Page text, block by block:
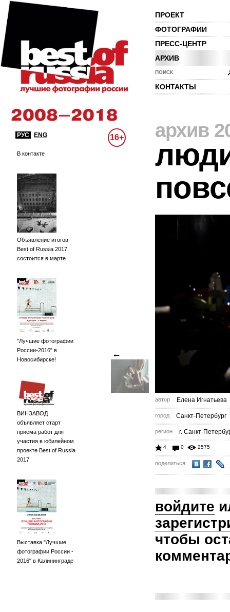
ПРОЕКТ
ФОТОГРАФИИ
ПРЕСС-ЦЕНТР
АРХИВ
ПОИСК
КОНТАКТЫ
РУС ENG 16+
В контакте
Объявление итогов
Best of Russia 2017
состоится в марте
"Лучшие фотографии
России-2016" в
Новосибирске!
ВИНЗАВОД
объявляет старт
приема работ для
участия в юбилейном
проекте Best of Russia
2017
Выставка "Лучшие
фотографии России -
2016" в Калининграде
архив
←
автор Елена Игнатьева
город Санкт-Петербург
регион г. Санкт-
4 0 2575
поделиться
войдите
чтобы